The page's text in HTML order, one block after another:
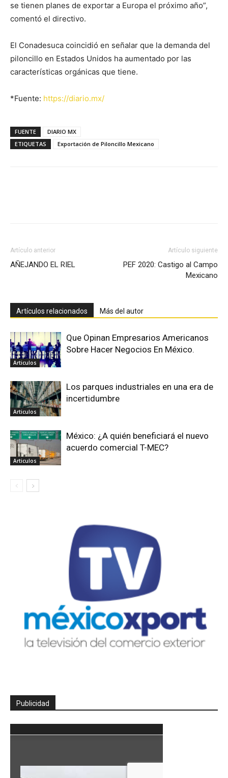
se tienen planes de exportar a Europa el próximo año”,
comentó el directivo.
El Conadesuca coincidió en señalar que la demanda del
piloncillo en Estados Unidos ha aumentado por las
características orgánicas que tiene.
*Fuente: https://diario.mx/
FUENTE
DIARIO MX
ETIQUETAS
Exportación de Piloncillo Mexicano
Artículo anterior
AÑEJANDO EL RIEL
Artículo siguiente
PEF 2020: Castigo al Campo
Mexicano
Artículos relacionados Más del autor
Articulos
Que Opinan Empresarios Americanos
Sobre Hacer Negocios En México.
Articulos
Los parques industriales en una era de
incertidumbre
Articulos
México: ¿A quién beneficiará el nuevo
acuerdo comercial T-MEC?
Publicidad